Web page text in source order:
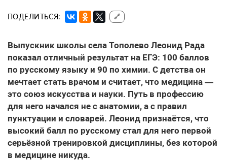
ПОДЕЛИТЬСЯ: 🔗
Выпускник школы села Тополево Леонид Рада
показал отличный результат на ЕГЭ: 100 баллов
по русскому языку и 90 по химии. С детства он
мечтает стать врачом и считает, что медицина —
это союз искусства и науки. Путь в профессию
для него начался не с анатомии, а с правил
пунктуации и словарей. Леонид признаётся, что
высокий балл по русскому стал для него первой
серьёзной тренировкой дисциплины, без которой
в медицине никуда.